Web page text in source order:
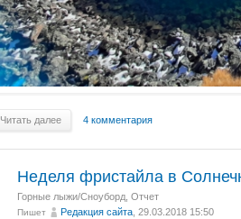
Читать далее 4 комментария
Неделя фристайла в
Горные лыжи/Сноуборд Отчет
Пишет Редакция сайта , 29.03.2018 15:50